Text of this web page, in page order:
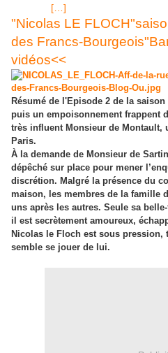
[…]
"Nicolas LE
des Francs-
vidéos<<
Résumé de l'Episode 2 de la
puis un empoisonnement frappent
très influent Monsieur de Montault,
Paris.
À la demande de Monsieur de
dépêché sur place pour mener
discrétion. Malgré la présence du
maison, les membres de la famille
uns après les autres. Seule sa
il est secrètement amoureux,
Nicolas le Floch est sous pression,
semble se jouer de lui.